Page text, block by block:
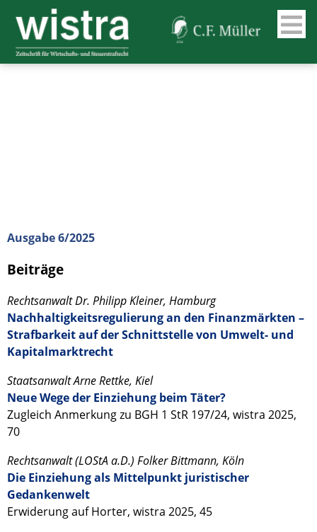
Ausgabe 6/2025
Beiträge
Rechtsanwalt Dr. Philipp Kleiner, Hamburg
Nachhaltigkeitsregulierung an den Finanzmärkten –
Strafbarkeit auf der Schnittstelle von Umwelt- und
Kapitalmarktrecht
Staatsanwalt Arne Rettke, Kiel
Neue Wege der Einziehung beim Täter?
Zugleich Anmerkung zu BGH 1 StR 197/24, wistra 2025,
70
Rechtsanwalt (LOStA a.D.) Folker Bittmann, Köln
Die Einziehung als Mittelpunkt juristischer
Gedankenwelt
Erwiderung auf Horter, wistra 2025, 45